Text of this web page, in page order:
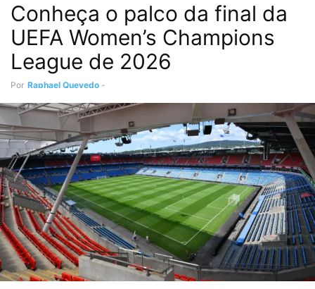
Conheça o palco da final da
UEFA Women’s Champions
League de 2026
Por Raphael Quevedo -